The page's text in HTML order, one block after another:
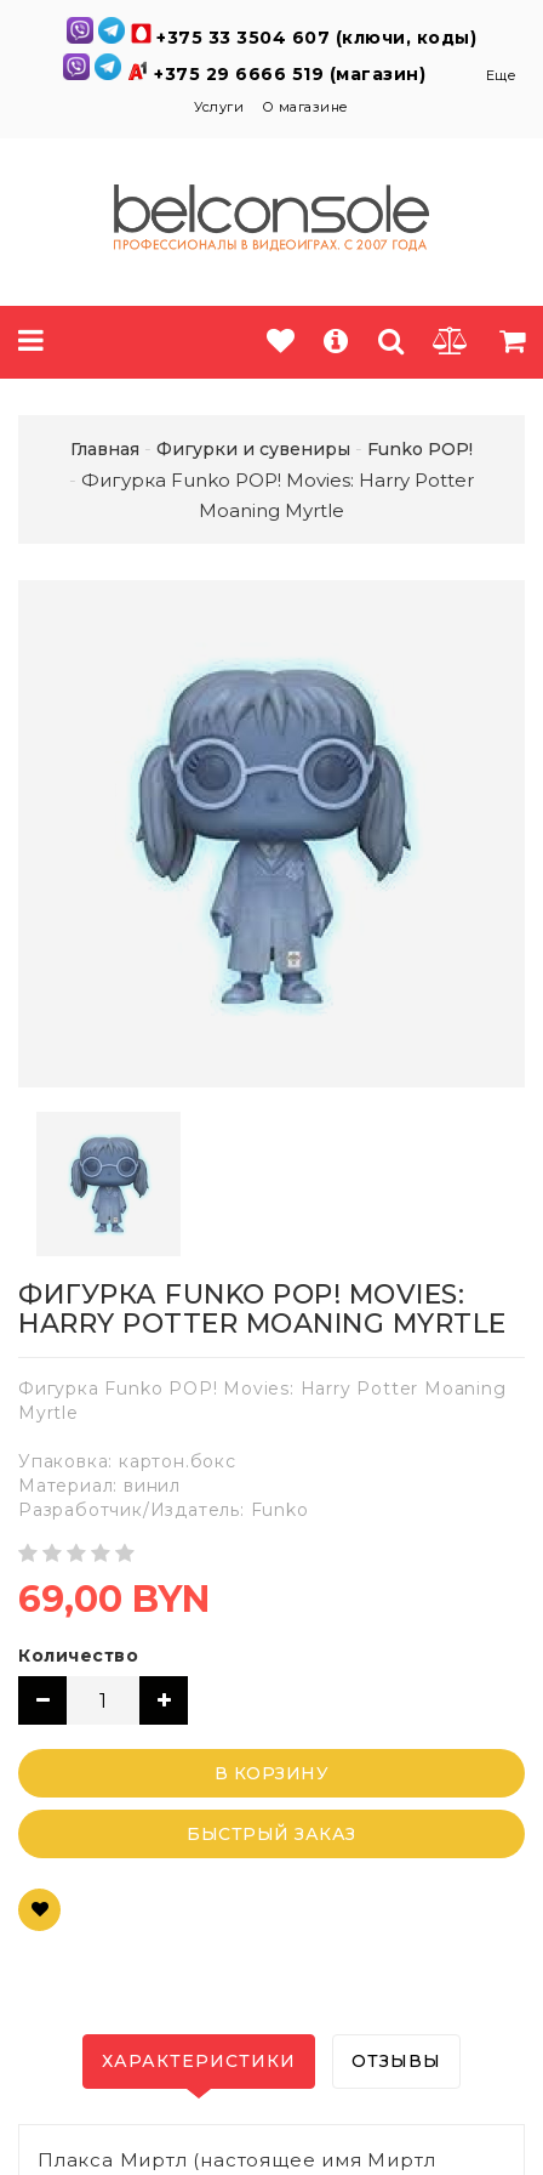
+375 33 3504 607 (ключи, коды)
+375 29 6666 519 (магазин)
Еще
Услуги
О магазине
Главная Фигурки и сувениры Funko POP!
Фигурка Funko POP! Movies: Harry Potter
Moaning Myrtle
ФИГУРКА FUNKO POP! MOVIES:
HARRY POTTER MOANING MYRTLE
Фигурка Funko POP! Movies: Harry Potter Moaning
Myrtle
Упаковка: картон.бокс
Материал: винил
Разработчик/Издатель: Funko
69,00 BYN
Количество
В КОРЗИНУ
БЫСТРЫЙ ЗАКАЗ
ХАРАКТЕРИСТИКИ ОТЗЫВЫ
Плакса Миртл (настоящее имя Миртл